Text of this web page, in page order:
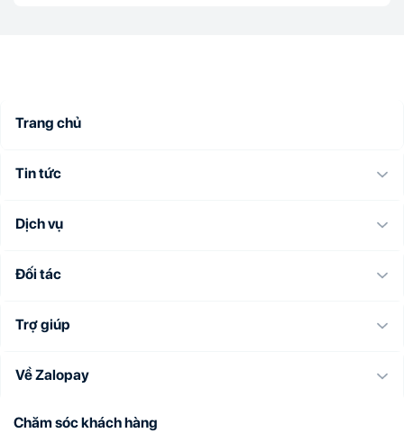
Trang chủ
Tin tức
Dịch vụ
Đối tác
Trợ giúp
Về Zalopay
Chăm sóc khách hàng